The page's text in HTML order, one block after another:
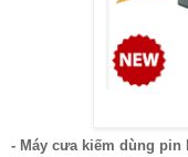
- Máy cưa kiếm dùng pin